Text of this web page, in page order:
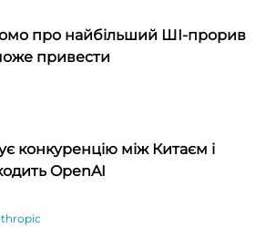
про найбільший ШІ-прорив
привести
конкуренцію між Китаєм і
OpenAI